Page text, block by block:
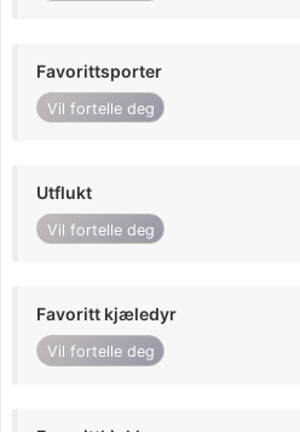
Favorittsporter
Vil fortelle deg
Utflukt
Vil fortelle deg
Favoritt kjæledyr
Vil fortelle deg